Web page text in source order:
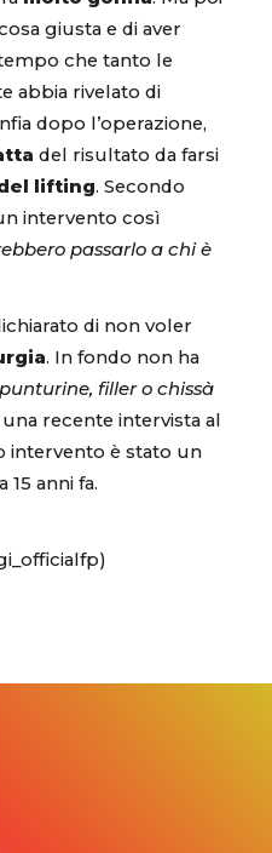
giusta e di aver
che tanto le
abbia rivelato di
dopo l’operazione,
del risultato da farsi
lifting. Secondo
intervento così
passarlo a chi è
di non voler
. In fondo non ha
punturine, filler o chissà
una recente intervista al
intervento è stato un
anni fa.